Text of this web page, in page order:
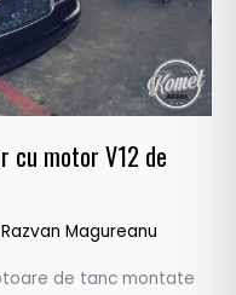
cu motor V12 de
Razvan Magureanu
de tanc montate